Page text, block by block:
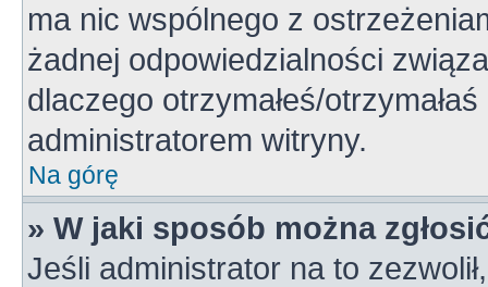
ma nic wspólnego z
żadnej odpowiedzialności
dlaczego otrzymałeś/
administratorem witryny.
Na górę
» W jaki sposób można
Jeśli administrator na to